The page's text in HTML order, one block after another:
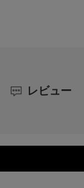
レビュー